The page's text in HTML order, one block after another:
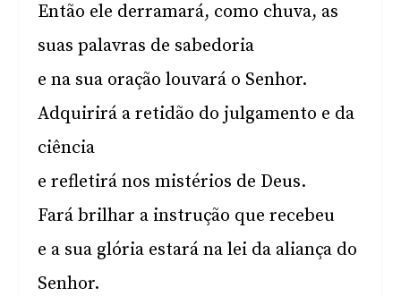
Então ele derramará, como chuva, as
suas palavras de sabedoria
e na sua oração louvará o Senhor.
Adquirirá a retidão do julgamento e da
ciência
e refletirá nos mistérios de Deus.
Fará brilhar a instrução que recebeu
e a sua glória estará na lei da aliança do
Senhor.